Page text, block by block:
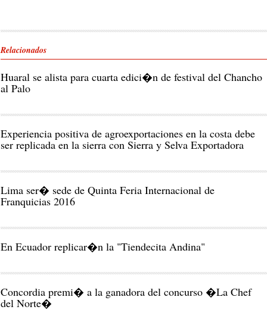
Relacionados
Huaral se alista para cuarta edici�n de festival del Chancho
al Palo
Experiencia positiva de agroexportaciones en la costa debe
ser replicada en la sierra con Sierra y Selva Exportadora
Lima ser� sede de Quinta Feria Internacional de
Franquicias 2016
En Ecuador replicar�n la "Tiendecita Andina"
Concordia premi� a la ganadora del concurso �La Chef
del Norte�